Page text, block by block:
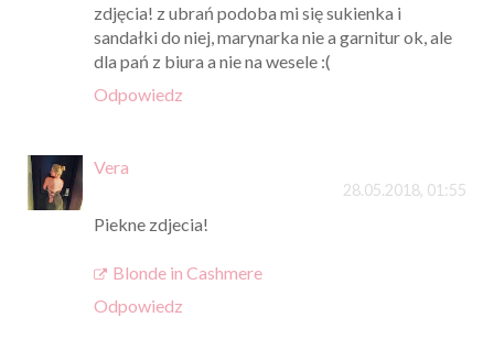
zdjęcia! z ubrań podoba mi się sukienka i
sandałki do niej, marynarka nie a garnitur ok, ale
dla pań z biura a nie na wesele :(
Odpowiedz
Vera
28.05.2018, 01:55
Piekne zdjecia!
Blonde in Cashmere
Odpowiedz